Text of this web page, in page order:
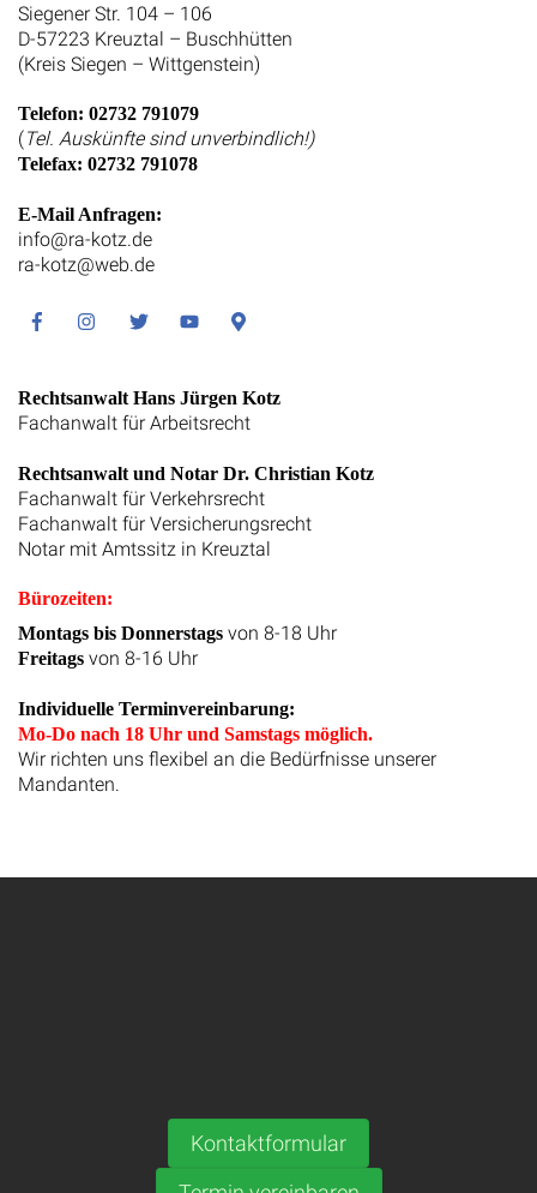
Siegener Str. 104 – 106
D-57223 Kreuztal – Buschhütten
(Kreis Siegen – Wittgenstein)
Telefon: 02732 791079
(Tel. Auskünfte sind unverbindlich!)
Telefax: 02732 791078
E-Mail Anfragen:
info@ra-kotz.de
ra-kotz@web.de
FacebookInstagramTwitter YoutubeGoogle
Rechtsanwalt Hans Jürgen Kotz
Fachanwalt für Arbeitsrecht
Rechtsanwalt und Notar Dr. Christian Kotz
Fachanwalt für Verkehrsrecht
Fachanwalt für Versicherungsrecht
Notar mit Amtssitz in Kreuztal
Bürozeiten:
Montags bis Donnerstags von 8-18 Uhr
Freitags von 8-16 Uhr
Individuelle Terminvereinbarung:
Mo-Do nach 18 Uhr und Samstags möglich.
Wir richten uns flexibel an die Bedürfnisse unserer
Mandanten.
Kontaktformular